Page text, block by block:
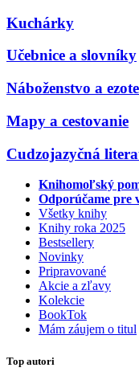
Kuchárky
Učebnice a slovníky
Náboženstvo a
Mapy a cestovanie
Cudzojazyčná
Knihomoľský
Odporúčame pre
Všetky knihy
Knihy roka 2025
Bestsellery
Novinky
Pripravované
Akcie a zľavy
Kolekcie
BookTok
Mám záujem o titul
Top autori